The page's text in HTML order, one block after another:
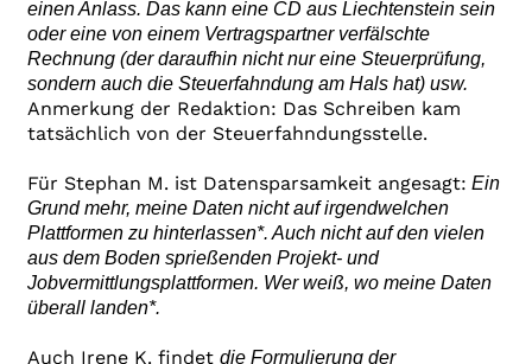
einen Anlass. Das kann eine CD aus Liechtenstein sein
oder eine von einem Vertragspartner verfälschte
Rechnung (der daraufhin nicht nur eine Steuerprüfung,
sondern auch die Steuerfahndung am Hals hat) usw.
Anmerkung der Redaktion: Das Schreiben kam
tatsächlich von der Steuerfahndungsstelle.
Für Stephan M. ist Datensparsamkeit angesagt: Ein
Grund mehr, meine Daten nicht auf irgendwelchen
Plattformen zu hinterlassen*. Auch nicht auf den vielen
aus dem Boden sprießenden Projekt- und
Jobvermittlungsplattformen. Wer weiß, wo meine Daten
überall landen*.
Auch Irene K. findet die Formulierung der